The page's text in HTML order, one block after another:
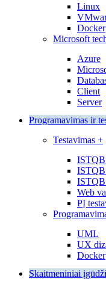
Linux
Docker
Microsoft
Azure
Client
Server
Programavimas ir
Testavimas +
ISTQB
ISTQB
Web
PĮ
UML
UX
Docker
Skaitmeniniai